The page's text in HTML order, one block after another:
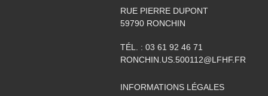
RUE PIERRE DUPONT
59790 RONCHIN
TÉL. : 03 61 92 46 71
RONCHIN.US.500112@LFHF.FR
INFORMATIONS LÉGALES